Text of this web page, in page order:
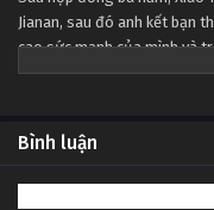
Đấu Phá
Jianan, sau đó anh kết bạn
cao sức mạnh của mình và
đi sâu vào Tháp khí đốt
Bình luận